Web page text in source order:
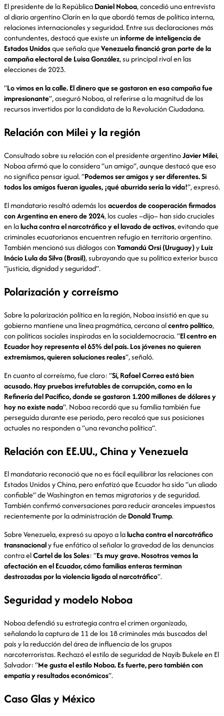
El presidente de la RepúblicaDaniel Noboa, concedió una entrevista
al diario argentinoClarínen la que abordó temas de política interna,
relaciones internacionales y seguridad. Entre sus declaraciones más
contundentes, destacó que existe uninforme de inteligencia de
Estados Unidosque señala queVenezuela financió gran parte de la
campaña electoral de Luisa González, su principal rival en las
elecciones de 2023.
“Lo vimos en la calle. El dinero que se gastaron en esa campaña fue
impresionante”, aseguró Noboa, al referirse a la magnitud de los
recursos invertidos por la candidata de la Revolución Ciudadana.
Relación con Milei y la región
Consultado sobre su relación con el presidente argentinoJavier Milei,
Noboa afirmó que lo considera “un amigo”, aunque destacó que eso
no significa pensar igual. “Podemos ser amigos y ser diferentes. Si
todos los amigos fueran iguales, ¡qué aburrida sería la vida!”, expresó.
El mandatario resaltó además losacuerdos de cooperación firmados
con Argentina en enero de 2024, los cuales –dijo– han sido cruciales
en lalucha contra el narcotráfico y el lavado de activos, evitando que
criminales ecuatorianos encuentren refugio en territorio argentino.
También mencionó sus diálogos conYamandú Orsi (Uruguay)yLuiz
Inácio Lula da Silva (Brasil), subrayando que su política exterior busca
“justicia, dignidad y seguridad”.
Polarización y correísmo
Sobre la polarización política en la región, Noboa insistió en que su
gobierno mantiene una línea pragmática, cercana alcentro político,
con políticas sociales inspiradas en la socialdemocracia. “El centro en
Ecuador hoy representa el 65% del país. Los jóvenes no quieren
extremismos, quieren soluciones reales”, señaló.
En cuanto al correísmo, fue claro: “Sí, Rafael Correa está bien
acusado. Hay pruebas irrefutables de corrupción, como en la
Refinería del Pacífico, donde se gastaron 1.200 millones de dólares y
hoy no existe nada”. Noboa recordó que su familia también fue
perseguida durante ese periodo, pero recalcó que sus posiciones
actuales no responden a “una revancha política”.
Relación con EE.UU., China y Venezuela
El mandatario reconoció que no es fácil equilibrar las relaciones con
Estados Unidos y China, pero enfatizó que Ecuador ha sido “un aliado
confiable” de Washington en temas migratorios y de seguridad.
También confirmó conversaciones para reducir aranceles impuestos
recientemente por la administración deDonald Trump.
Sobre Venezuela, expresó su apoyo a lalucha contra el narcotráfico
transnacionaly fue enfático al señalar la gravedad de las denuncias
contra elCartel de los Soles: “Es muy grave. Nosotros vemos la
afectación en el Ecuador, cómo familias enteras terminan
destrozadas por la violencia ligada al narcotráfico”.
Seguridad y modelo Noboa
Noboa defendió su estrategia contra el crimen organizado,
señalando la captura de 11 de los 18 criminales más buscados del
país y la reducción del área de influencia de los grupos
narcoterroristas. Rechazó el estilo de seguridad de Nayib Bukele en El
Salvador: “Me gusta el estilo Noboa. Es fuerte, pero también con
empatía y resultados económicos”.
Caso Glas y México